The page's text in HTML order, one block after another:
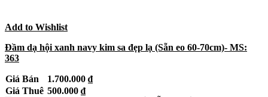
Add to Wishlist
Đầm dạ hội xanh navy kim sa đẹp lạ (Sẵn eo 60-70cm)- MS:
363
Giá Bán 1.700.000 ₫
Giá Thuê 500.000 ₫